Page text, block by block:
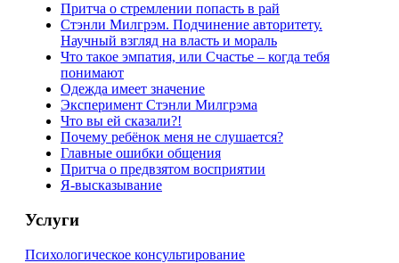
Притча о стремлении попасть в рай
Стэнли Милгрэм. Подчинение авторитету.
Научный взгляд на власть и мораль
Что такое эмпатия, или Счастье – когда тебя
понимают
Одежда имеет значение
Эксперимент Стэнли Милгрэма
Что вы ей сказали?!
Почему ребёнок меня не слушается?
Главные ошибки общения
Притча о предвзятом восприятии
Я-высказывание
Услуги
Психологическое консультирование